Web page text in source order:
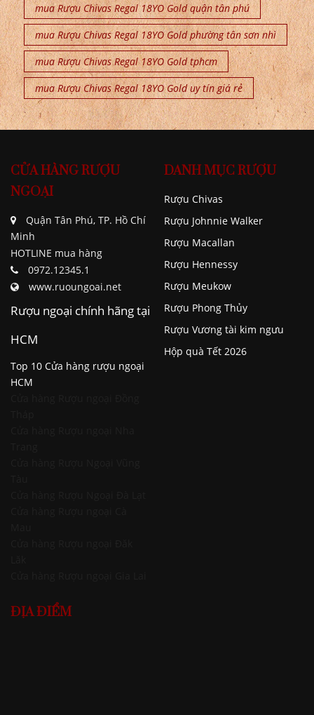
mua Rượu Chivas Regal 18YO Gold quận tân phú
mua Rượu Chivas Regal 18YO Gold phường tân sơn nhì
mua Rượu Chivas Regal 18YO Gold tphcm
mua Rượu Chivas Regal 18YO Gold uy tín giá rẻ
CỬA HÀNG RƯỢU
NGOẠI
Quận Tân Phú, TP. Hồ Chí
Minh
HOTLINE mua hàng
0972.12345.1
www.ruoungoai.net
Rượu ngoại chính hãng tại
HCM
Top 10 Cửa hàng rượu ngoại
HCM
DANH MỤC RƯỢU
Rượu Chivas
Rượu Johnnie Walker
Rượu Macallan
Rượu Hennessy
Rượu Meukow
Rượu Phong Thủy
Rượu Vương tài kim ngưu
Hộp quà Tết 2026
ĐỊA ĐIỂM